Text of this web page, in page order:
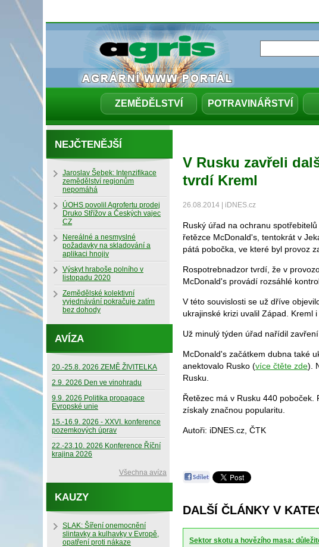
ZEMĚDĚLSTVÍ POTRAVINÁŘSTVÍ
V Rusku zavřeli
tvrdí Kreml
26.08.2014 | iDNES.cz
Ruský úřad na ochranu
řetězce McDonald's, tentokrát v
pátá pobočka, ve které byl provoz
Rospotrebnadzor tvrdí, že v
McDonald's provádí rozsáhlé
V této souvislosti se už dříve
ukrajinské krizi uvalil Západ. Kreml
Už minulý týden úřad nařídil
McDonald's začátkem dubna také
anektovalo Rusko (více čtěte zde).
Rusku.
Řetězec má v Rusku 440
získaly značnou popularitu.
Autoři: iDNES.cz, ČTK
DALŠÍ ČLÁNKY V
Sektor skotu a hovězího masa:
NEJČTENĚJŠÍ
Jaroslav Šebek: Intenzifikace
zemědělství regionům
nepomáhá
ÚOHS povolil Agrofertu prodej
Druko Střížov a Českých vajec
CZ
Nereálné a nesmyslné
požadavky na skladování a
aplikaci hnojiv
Výskyt hraboše polního v
listopadu 2020
Zemědělské kolektivní
vyjednávání pokračuje zatím
bez dohody
AVÍZA
20.-25.8. 2026 ZEMĚ ŽIVITELKA
2.9. 2026 Den ve vinohradu
9.9. 2026 Politika propagace
Evropské unie
15.-16.9. 2026 - XXVI. konference
pozemkových úprav
22.-23.10. 2026 Konference Říční
krajina 2026
Všechna avíza
KAUZY
SLAK: Šíření onemocnění
slintavky a kulhavky v Evropě,
opatření proti nákaze